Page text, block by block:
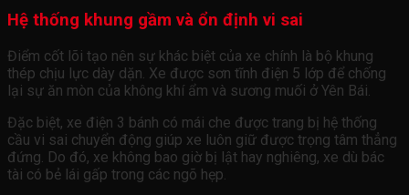
Hệ thống khung gầm và ổn định vi sai
Điểm cốt lõi tạo nên sự khác biệt của xe chính là bộ khung
thép chịu lực dày dặn. Xe được sơn tĩnh điện 5 lớp để chống
lại sự ăn mòn của không khí ẩm và sương muối ở Yên Bái.
Đặc biệt, xe điện 3 bánh có mái che được trang bị hệ thống
cầu vi sai chuyển động giúp xe luôn giữ được trọng tâm thẳng
đứng. Do đó, xe không bao giờ bị lật hay nghiêng, xe dù bác
tài có bẻ lái gấp trong các ngõ hẹp.